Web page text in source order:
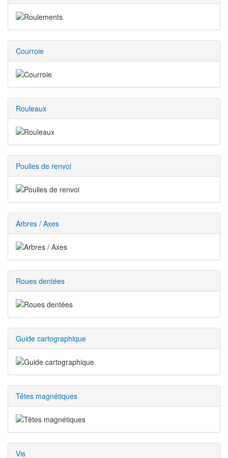
Courroie
Rouleaux
Poulies de renvoi
Arbres / Axes
Roues dentées
Guide cartographique
Têtes magnétiques
Vis